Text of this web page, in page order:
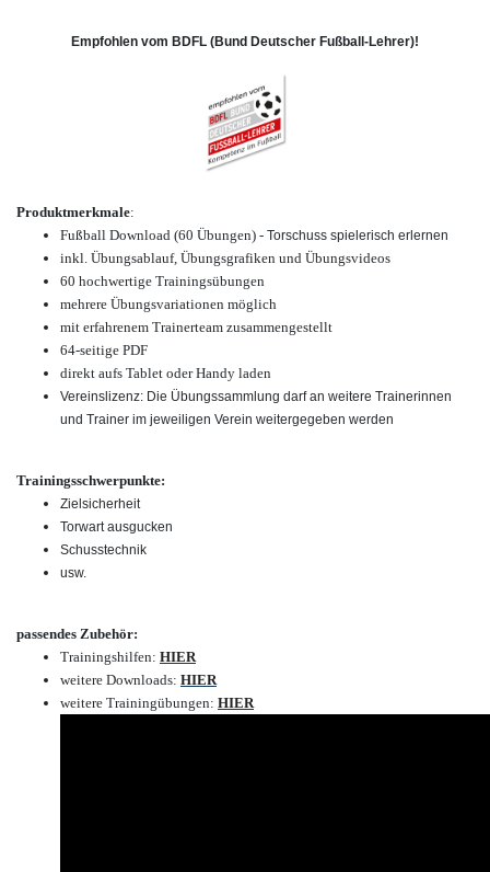
Empfohlen vom BDFL (Bund Deutscher Fußball-Lehrer)!
Produktmerkmale:
Fußball Download (60 Übungen) - Torschuss spielerisch erlernen
inkl. Übungsablauf, Übungsgrafiken und Übungsvideos
60 hochwertige Trainingsübungen
mehrere Übungsvariationen möglich
mit erfahrenem Trainerteam zusammengestellt
64-seitige PDF
direkt aufs Tablet oder Handy laden
Vereinslizenz: Die Übungssammlung darf an weitere Trainerinnen
und Trainer im jeweiligen Verein weitergegeben werden
Trainingsschwerpunkte:
Zielsicherheit
Torwart ausgucken
Schusstechnik
usw.
passendes Zubehör:
Trainingshilfen: HIER
weitere Downloads: HIER
weitere Trainingübungen: HIER